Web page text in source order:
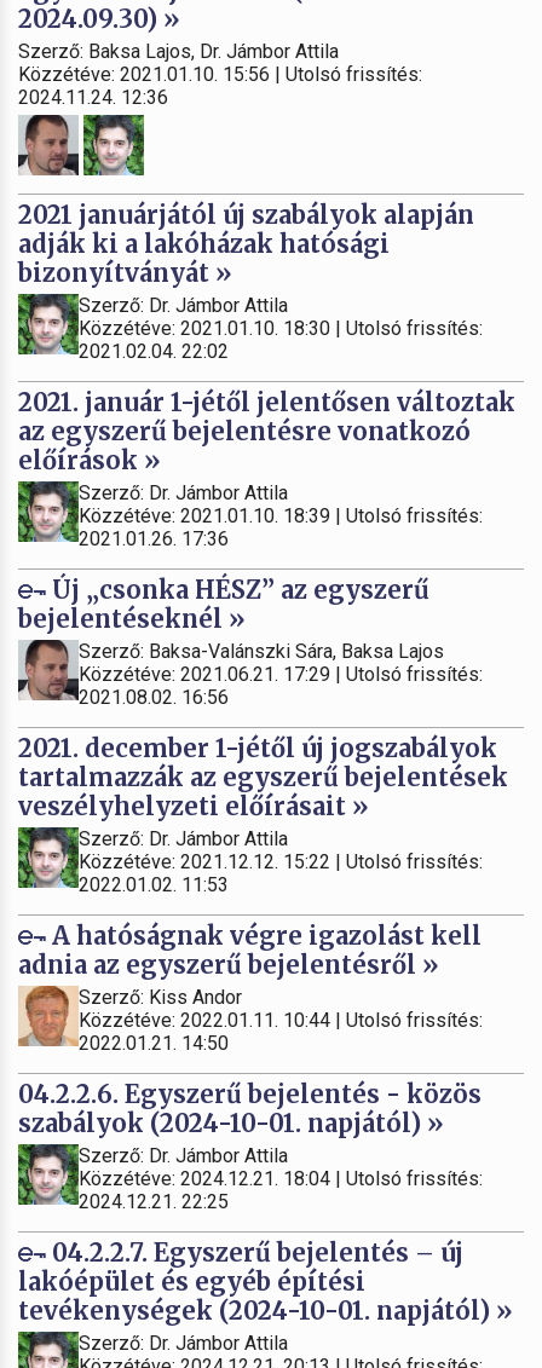
2024.09.30) »
Szerző: Baksa Lajos, Dr. Jámbor Attila
Közzétéve: 2021.01.10. 15:56 | Utolsó frissítés:
2024.11.24. 12:36
2021 januárjától új szabályok alapján
adják ki a lakóházak hatósági
bizonyítványát »
Szerző: Dr. Jámbor Attila
Közzétéve: 2021.01.10. 18:30 | Utolsó frissítés:
2021.02.04. 22:02
2021. január 1-jétől jelentősen változtak
az egyszerű bejelentésre vonatkozó
előírások »
Szerző: Dr. Jámbor Attila
Közzétéve: 2021.01.10. 18:39 | Utolsó frissítés:
2021.01.26. 17:36
Új „csonka HÉSZ” az egyszerű
bejelentéseknél »
Szerző: Baksa-Valánszki Sára, Baksa Lajos
Közzétéve: 2021.06.21. 17:29 | Utolsó frissítés:
2021.08.02. 16:56
2021. december 1-jétől új jogszabályok
tartalmazzák az egyszerű bejelentések
veszélyhelyzeti előírásait »
Szerző: Dr. Jámbor Attila
Közzétéve: 2021.12.12. 15:22 | Utolsó frissítés:
2022.01.02. 11:53
A hatóságnak végre igazolást kell
adnia az egyszerű bejelentésről »
Szerző: Kiss Andor
Közzétéve: 2022.01.11. 10:44 | Utolsó frissítés:
2022.01.21. 14:50
04.2.2.6. Egyszerű bejelentés - közös
szabályok (2024-10-01. napjától) »
Szerző: Dr. Jámbor Attila
Közzétéve: 2024.12.21. 18:04 | Utolsó frissítés:
2024.12.21. 22:25
04.2.2.7. Egyszerű bejelentés – új
lakóépület és egyéb építési
tevékenységek (2024-10-01. napjától) »
Szerző: Dr. Jámbor Attila